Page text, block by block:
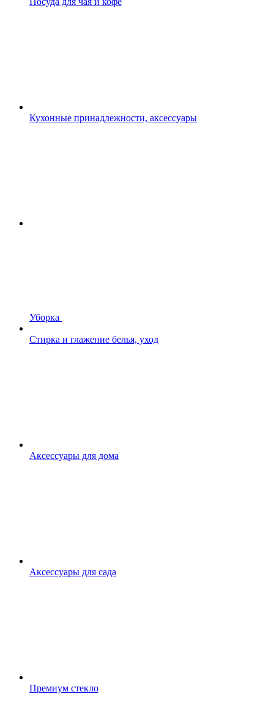
Кухонные принадлежности, аксессуары
Уборка
Стирка и глажение белья, уход
Аксессуары для дома
Аксессуары для сада
Премиум стекло